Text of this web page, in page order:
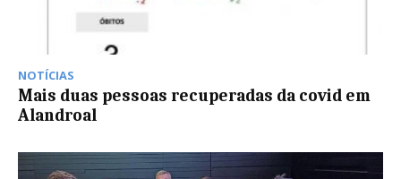
NOTÍCIAS
Mais duas pessoas recuperadas da covid em
Alandroal